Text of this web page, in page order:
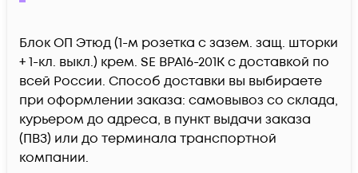
Блок ОП Этюд (1-м розетка с зазем. защ. шторки
+ 1-кл. выкл.) крем. SE BPA16-201K c доставкой по
всей России. Способ доставки вы выбираете
при оформлении заказа: самовывоз со склада,
курьером до адреса, в пункт выдачи заказа
(ПВЗ) или до терминала транспортной
компании.